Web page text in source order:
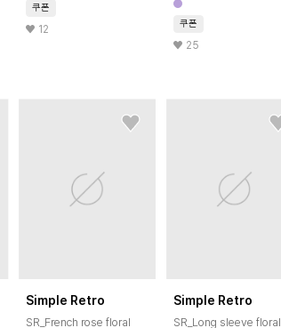
쿠폰
12 쿠폰
25
Simple Retro
SR_French rose floral
Simple Retro
SR_Long sleeve floral